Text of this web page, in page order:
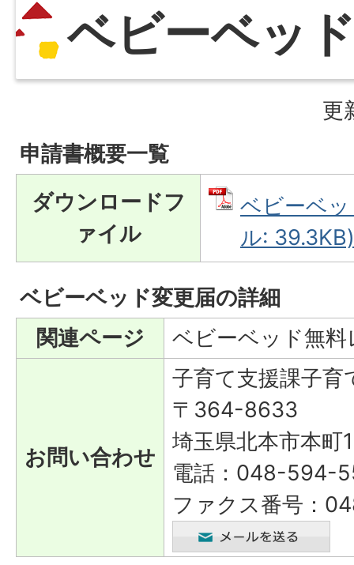
ベビーベッ
更
申請書概要一覧
ダウンロードフ
ァイル
ベビーベ
ル: 39.3KB)
ベビーベッド変更届の詳細
関連ページ
ベビーベッド無
お問い合わせ
子育て支援課子育
〒364-8633
埼玉県北本市本町
電話：048-594-
ファクス番号：